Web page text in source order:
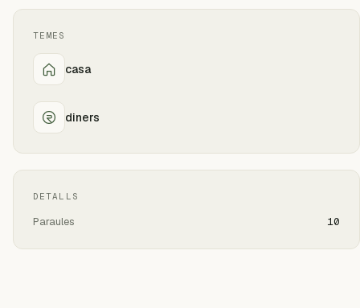
TEMES
casa
diners
DETALLS
Paraules 10